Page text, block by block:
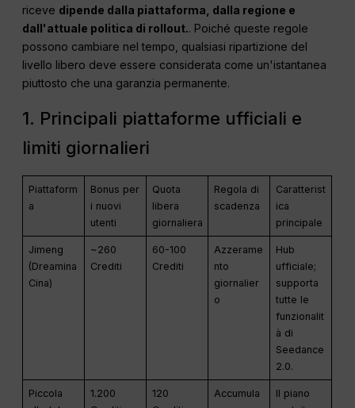
riceve dipende dalla piattaforma, dalla regione e
dall'attuale politica di rollout.. Poiché queste regole
possono cambiare nel tempo, qualsiasi ripartizione del
livello libero deve essere considerata come un'istantanea
piuttosto che una garanzia permanente.
1. Principali piattaforme ufficiali e
limiti giornalieri
Piattaform
a
Bonus per
i nuovi
utenti
Quota
libera
giornaliera
Regola di
scadenza
Caratterist
ica
principale
Jimeng
(Dreamina
Cina)
~260
Crediti
60-100
Crediti
Azzerame
nto
giornalier
o
Hub
ufficiale;
supporta
tutte le
funzionalit
à di
Seedance
2.0.
Piccola
1.200
120
Accumula
Il piano